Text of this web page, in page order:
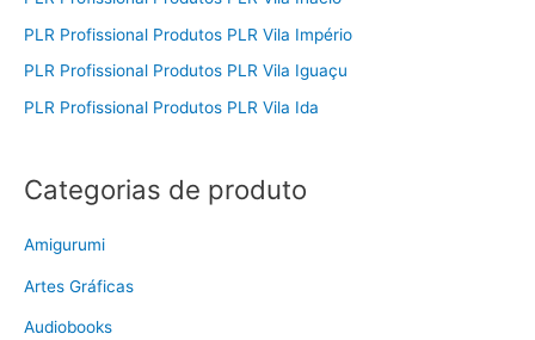
PLR Profissional Produtos PLR Vila Império
PLR Profissional Produtos PLR Vila Iguaçu
PLR Profissional Produtos PLR Vila Ida
Categorias de produto
Amigurumi
Artes Gráficas
Audiobooks